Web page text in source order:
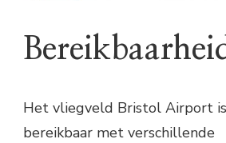
Het vliegveld Bristol Airport
bereikbaar met verschillende